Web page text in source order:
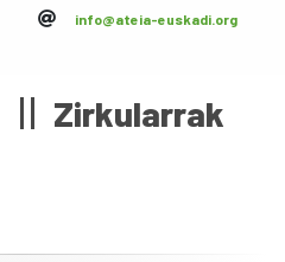
info@ateia-euskadi.org
Zirkularrak